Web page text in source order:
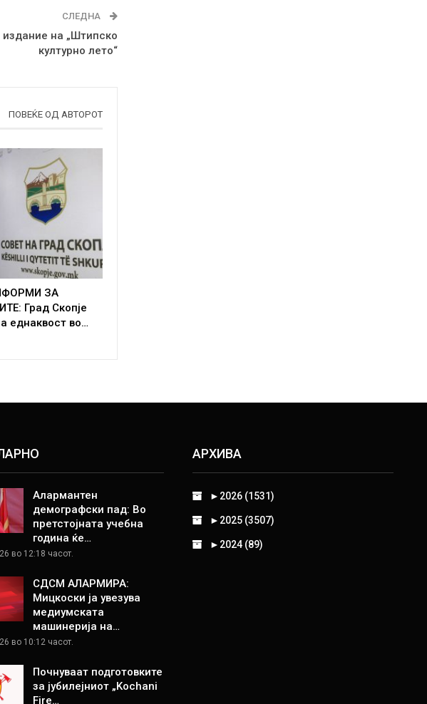
СЛЕДНА
издание на „Штипско
културно лето“
ПОВЕЌЕ ОД АВТОРОТ
ЗА
Град Скопје
еднаквост во…
Алармантен
демографски пад: Во
претстојната учебна
година ќе…
во 12:18 часот.
СДСМ АЛАРМИРА:
Мицкоски ја увезува
медиумската
машинерија на…
во 10:12 часот.
Почнуваат подготовките
за јубилејниот „Kochani
Fire…
АРХИВА
► 2026 (1531)
► 2025 (3507)
► 2024 (89)